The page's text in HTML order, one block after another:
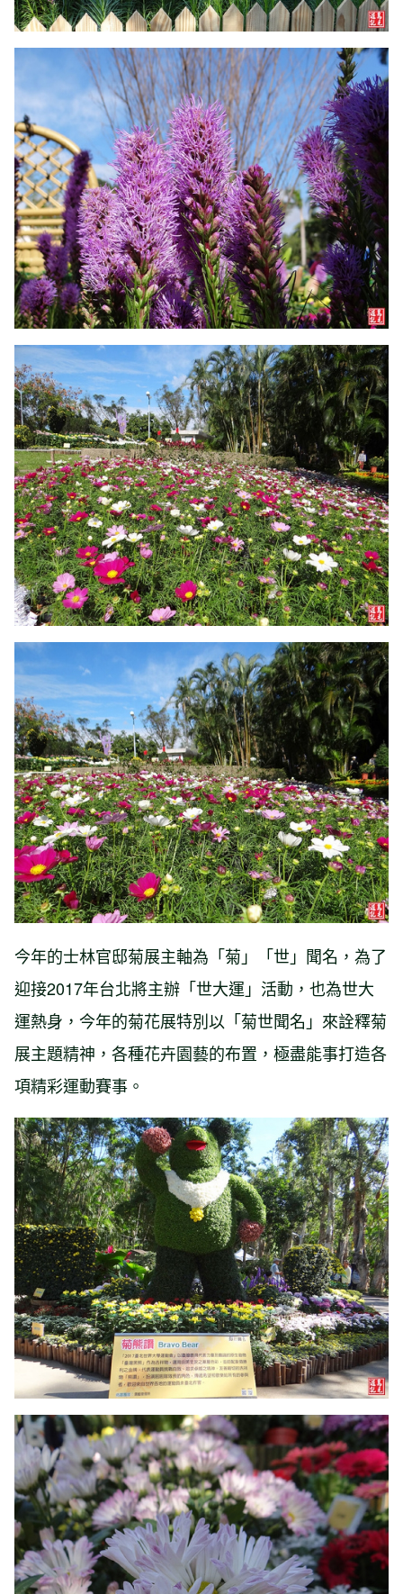
今年的士林官邸菊展主軸為「菊」「世」聞名，為了
迎接2017年台北將主辦「世大運」活動，也為世大
運熱身，今年的菊花展特別以「菊世聞名」來詮釋菊
展主題精神，各種花卉園藝的布置，極盡能事打造各
項精彩運動賽事。